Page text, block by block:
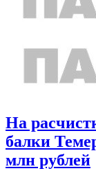
На
балки
млн рублей